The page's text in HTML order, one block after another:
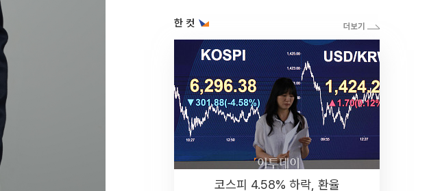
한 컷
코스피 4.58% 하락, 환율